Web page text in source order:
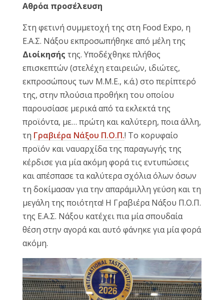
Αθρόα προσέλευση
Στη φετινή συμμετοχή της στη Food Expo, η
Ε.Α.Σ. Νάξου εκπροσωπήθηκε από μέλη της
Διοίκησής της. Υποδέχθηκε πλήθος
επισκεπτών (στελέχη εταιρειών, ιδιώτες,
εκπροσώπους των Μ.Μ.Ε., κ.ά.) στο περίπτερό
της, στην πλούσια προθήκη του οποίου
παρουσίασε μερικά από τα εκλεκτά της
προϊόντα, με… πρώτη και καλύτερη, ποια άλλη,
τη Γραβιέρα Νάξου Π.Ο.Π.! Το κορυφαίο
προϊόν και ναυαρχίδα της παραγωγής της
κέρδισε για μία ακόμη φορά τις εντυπώσεις
και απέσπασε τα καλύτερα σχόλια όλων όσων
τη δοκίμασαν για την απαράμιλλη γεύση και τη
μεγάλη της ποιότητα! Η Γραβιέρα Νάξου Π.Ο.Π.
της Ε.Α.Σ. Νάξου κατέχει πια μία σπουδαία
θέση στην αγορά και αυτό φάνηκε για μία φορά
ακόμη.